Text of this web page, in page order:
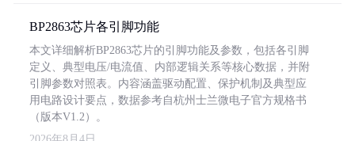
BP2863芯片各引脚功能
本文详细解析BP2863芯片的引脚功能及参数，包括各引脚
定义、典型电压/电流值、内部逻辑关系等核心数据，并附
引脚参数对照表。内容涵盖驱动配置、保护机制及典型应
用电路设计要点，数据参考自杭州士兰微电子官方规格书
（版本V1.2）。